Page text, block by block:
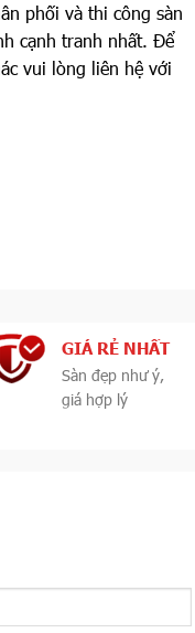
phối và thi công sàn
cạnh tranh nhất. Để
vui lòng liên hệ với
GIÁ RẺ NHẤT
Sàn đẹp như ý,
giá hợp lý